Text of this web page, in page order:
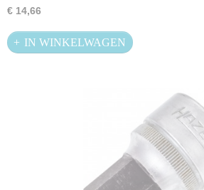
€ 14,66
IN WINKELWAGEN